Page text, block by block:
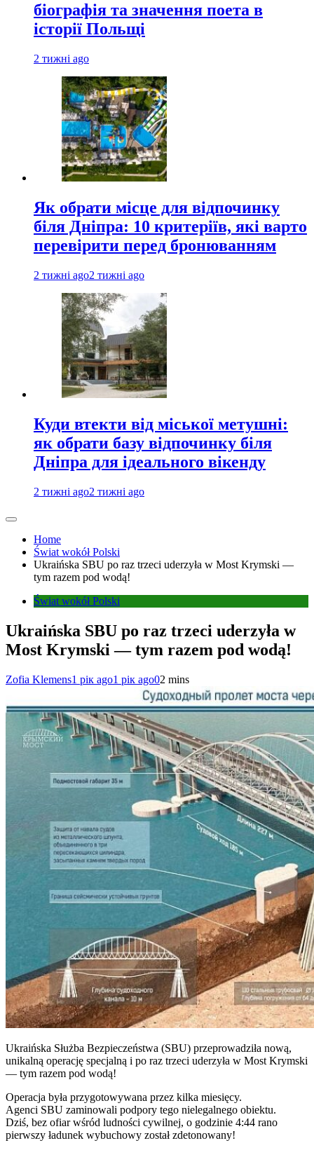
біографія та значення поета в
історії Польщі
2 тижні ago
Як обрати місце для відпочинку
біля Дніпра: 10 критеріїв, які варто
перевірити перед бронюванням
2 тижні ago2 тижні ago
Куди втекти від міської метушні:
як обрати базу відпочинку біля
Дніпра для ідеального вікенду
2 тижні ago2 тижні ago
Home
Świat wokół Polski
Ukraińska SBU po raz trzeci uderzyła w Most Krymski —
tym razem pod wodą!
Świat wokół Polski
Ukraińska SBU po raz trzeci uderzyła w
Most Krymski — tym razem pod wodą!
Zofia Klemens1 рік ago1 рік ago02 mins
Ukraińska Służba Bezpieczeństwa (SBU) przeprowadziła nową,
unikalną operację specjalną i po raz trzeci uderzyła w Most Krymski
— tym razem pod wodą!
Operacja była przygotowywana przez kilka miesięcy.
Agenci SBU zaminowali podpory tego nielegalnego obiektu.
Dziś, bez ofiar wśród ludności cywilnej, o godzinie 4:44 rano
pierwszy ładunek wybuchowy został zdetonowany!